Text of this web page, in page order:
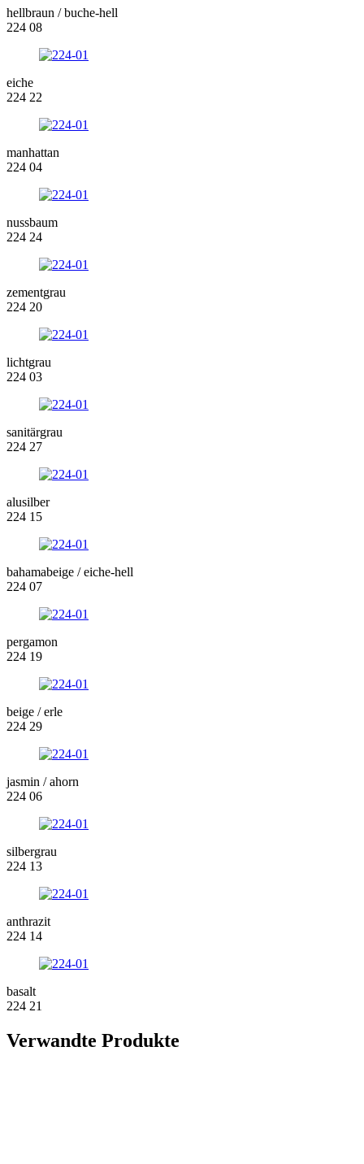
hellbraun / buche-hell
224 08
eiche
224 22
manhattan
224 04
nussbaum
224 24
zementgrau
224 20
lichtgrau
224 03
sanitärgrau
224 27
alusilber
224 15
bahamabeige / eiche-hell
224 07
pergamon
224 19
beige / erle
224 29
jasmin / ahorn
224 06
silbergrau
224 13
anthrazit
224 14
basalt
224 21
Verwandte Produkte